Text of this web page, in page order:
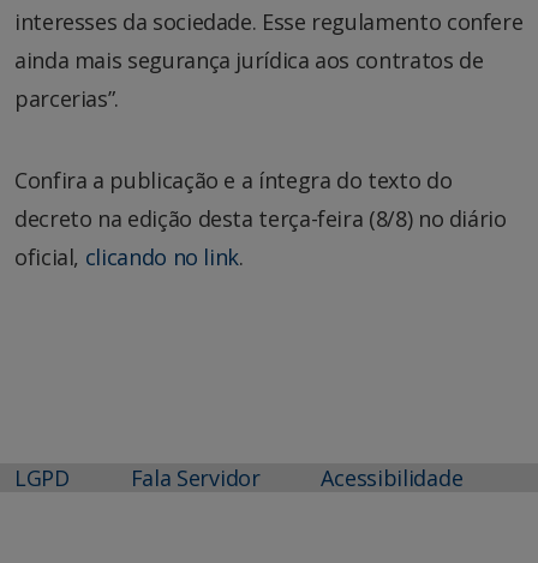
interesses da sociedade. Esse regulamento confere
ainda mais segurança jurídica aos contratos de
parcerias”.
Confira a publicação e a íntegra do texto do
decreto na edição desta terça-feira (8/8) no diário
oficial, clicando no link.
LGPD Fala Servidor Acessibilidade